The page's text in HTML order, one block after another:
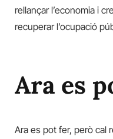
rellançar l’economia i
recuperar l’ocupació
Ara es
Ara es pot fer, però cal